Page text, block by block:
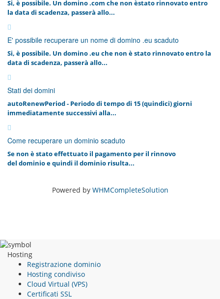
Si, è possibile. Un domino .com che non èstato rinnovato entro
la data di scadenza, passerà allo...
E' possibile recuperare un nome di domino .eu scaduto
Si, è possibile. Un domino .eu che non è stato rinnovato entro la
data di scadenza, passerà allo...
Stati dei domini
autoRenewPeriod - Periodo di tempo di 15 (quindici) giorni
immediatamente successivi alla...
Come recuperare un dominio scaduto
Se non è stato effettuato il pagamento per il rinnovo
del dominio e quindi il dominio risulta...
Powered by WHMCompleteSolution
Hosting
Registrazione dominio
Hosting condiviso
Cloud Virtual (VPS)
Certificati SSL